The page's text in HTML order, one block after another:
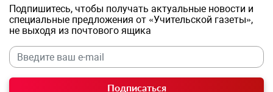
Подпишитесь, чтобы получать актуальные новости и
специальные предложения от «Учительской газеты»,
не выходя из почтового ящика
Подписаться